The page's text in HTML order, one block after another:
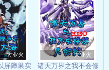
大业火
屏障果实
大业火
诸天万界之我不会修